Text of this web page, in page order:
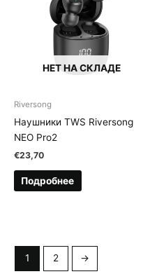
НЕТ НА СКЛАДЕ
Riversong
Наушники TWS Riversong
NEO Pro2
€23,70
Подробнее
1 2 →